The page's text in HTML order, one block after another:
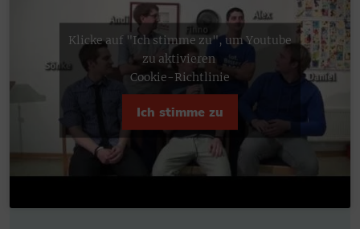
Klicke auf "Ich stimme zu", um Youtube
zu aktivieren
Cookie-Richtlinie
Ich stimme zu